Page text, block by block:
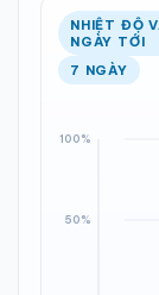
NHIỆT ĐỘ
NGÀY TỚI
7 NGÀY